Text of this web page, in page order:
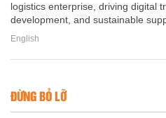
logistics enterprise, driving digital
development, and sustainable
English
ĐỪNG BỎ LỠ